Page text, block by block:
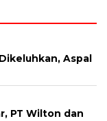
Aspal
PT Wilton dan